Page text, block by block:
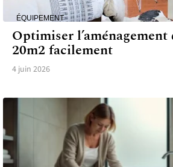
ÉQUIPEMENT
Optimiser l’aménagement
20m2 facilement
4 juin 2026